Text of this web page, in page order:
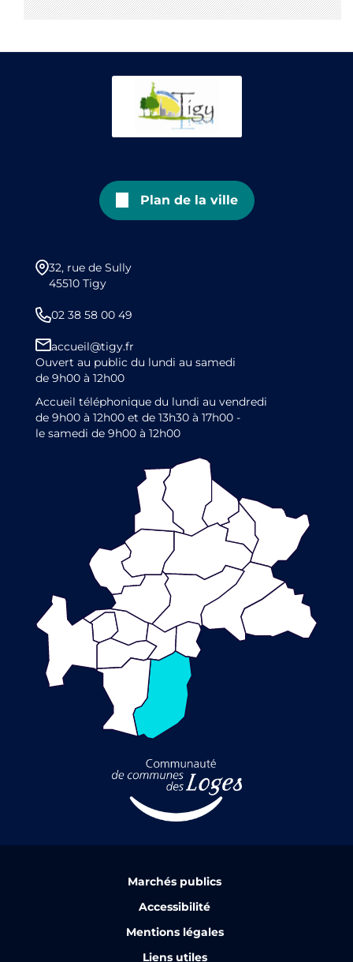
Plan de la ville
32, rue de Sully
45510 Tigy
02 38 58 00 49
accueil@tigy.fr
Ouvert au public du lundi au samedi
de 9h00 à 12h00
Accueil téléphonique du lundi au vendredi
de 9h00 à 12h00 et de 13h30 à 17h00 -
le samedi de 9h00 à 12h00
Marchés publics
Accessibilité
Mentions légales
Liens utiles